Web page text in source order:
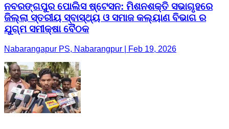
ନବରଙ୍ଗପୁର ପୋଲିସ ଷ୍ଟେସନ: ମିଶନଶକ୍ତି ସଭାଗୃହରେ
ଜିଲ୍ଲା ସ୍ତରୀୟ ସ୍ବାସ୍ଥ୍ୟ ଓ ସମାଜ କଲ୍ୟାଣ ବିଭାଗ ର
ଯୁଗ୍ମ ସମୀକ୍ଷା ବୈଠକ
Nabarangapur PS, Nabarangpur | Feb 19, 2026